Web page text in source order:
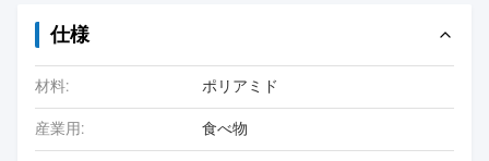
仕様
材料: ポリアミド
産業用: 食べ物